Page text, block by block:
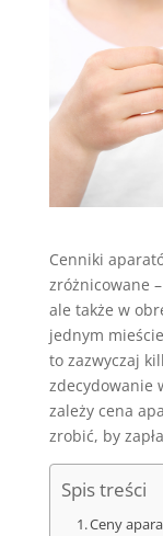
Cenniki
zróżnicowane
ale także w
jednym
to zazwyczaj
zdecydowanie
zależy cena
zrobić, by
Spis treści
Ceny